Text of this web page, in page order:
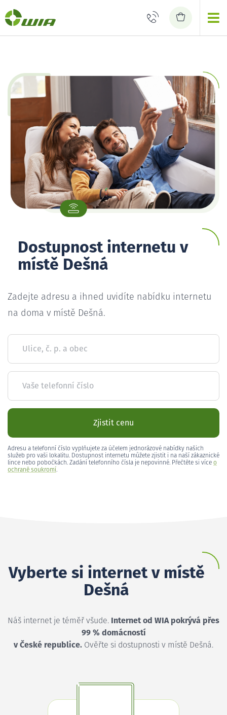
Dostupnost internetu v
místě Dešná
Zadejte adresu a ihned uvidíte nabídku internetu
na doma v místě Dešná.
Ulice, č. p. a obec
Vaše telefonní číslo
Zjistit cenu
Adresu a telefonní číslo vyplňujete za účelem jednorázové nabídky našich
služeb pro vaši lokalitu. Dostupnost internetu můžete zjistit i na naší zákaznické
lince nebo pobočkách. Zadání telefonního čísla je nepovinné. Přečtěte si více o
ochraně soukromí.
Vyberte si internet v místě
Dešná
Náš internet je téměř všude. Internet od WIA pokrývá přes
99 % domácností
v České republice. Ověřte si dostupnosti v místě Dešná.